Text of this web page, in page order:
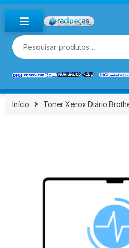
Skip to navigation
Skip to content
Pesquisar por:
Início Toner Xerox Diário